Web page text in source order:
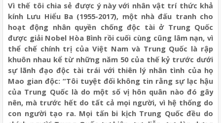
Vì thế tôi chia sẻ được ý này với nhân vật trí thức khả
kính Lưu Hiểu Ba (1955-2017), một nhà đấu tranh cho
hoạt động nhân quyền chống độc tài ở Trung Quốc
được giải Nobel Hòa Bình rồi cuối cùng cũng lâm nạn, vì
thể chế chính trị của Việt Nam và Trung Quốc là rập
khuôn nhau kể từ những năm 50 của thế kỷ trước dưới
sự lãnh đạo độc tài trái với thiên lý nhân tình của họ
Mao gian độc: “Tôi tuyệt đối không tin rằng sự lạc hậu
của Trung Quốc là do một số vị hôn quân nào đó gây
nên, mà trước hết do tất cả mọi người, vì hệ thống do
con người tạo ra. Mọi tấn bi kịch Trung Quốc đều do